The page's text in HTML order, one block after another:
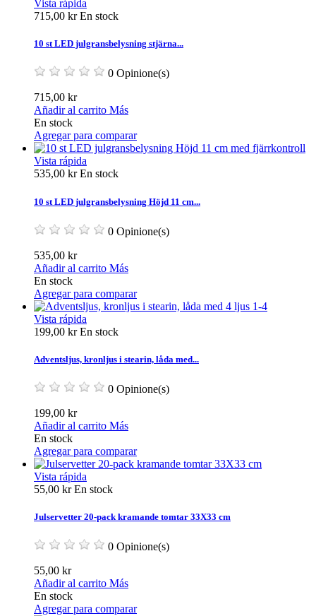
Vista rápida
715,00 krEn stock
10 st LED julgransbelysning stjärna...
0 Opinione(s)
715,00 kr
Añadir al carrito Más
En stock
Agregar para comparar
Vista rápida
535,00 krEn stock
10 st LED julgransbelysning Höjd 11 cm...
0 Opinione(s)
535,00 kr
Añadir al carrito Más
En stock
Agregar para comparar
Vista rápida
199,00 krEn stock
Adventsljus, kronljus i stearin, låda med...
0 Opinione(s)
199,00 kr
Añadir al carrito Más
En stock
Agregar para comparar
Vista rápida
55,00 krEn stock
Julservetter 20-pack kramande tomtar 33X33 cm
0 Opinione(s)
55,00 kr
Añadir al carrito Más
En stock
Agregar para comparar